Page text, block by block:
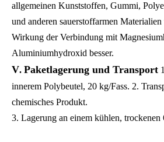
allgemeinen Kunststoffen, Gummi,
und anderen sauerstoffarmen
Wirkung der Verbindung mit
Aluminiumhydroxid besser.
V. Paketlagerung und Transport
innerem Polybeutel, 20 kg/Fass. 2.
chemisches Produkt.
3. Lagerung an einem kühlen, trockenen